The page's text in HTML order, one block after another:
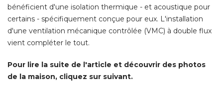
bénéficient d'une isolation thermique - et acoustique pour
certains - spécifiquement conçue pour eux. L'installation
d'une ventilation mécanique contrôlée (VMC) à double flux
vient compléter le tout.
Pour lire la suite de l'article et découvrir des photos
de la maison, cliquez sur suivant.